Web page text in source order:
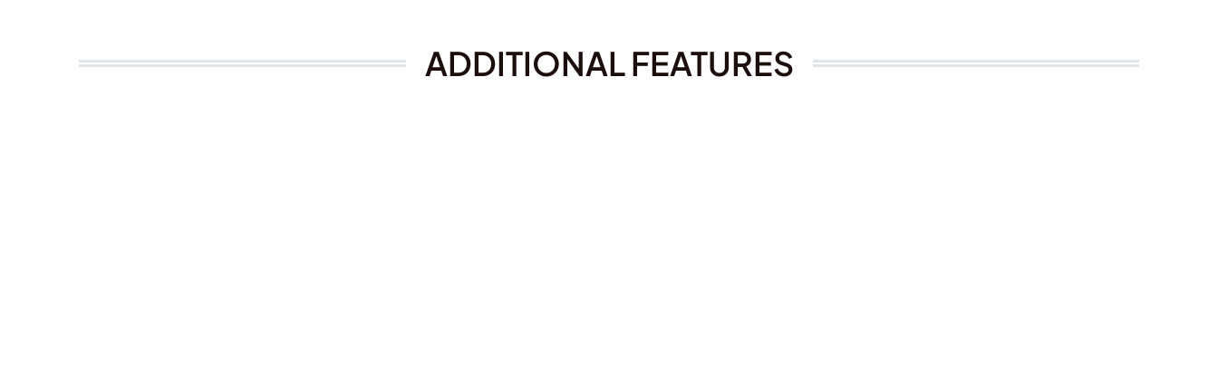
ADDITIONAL FEATURES